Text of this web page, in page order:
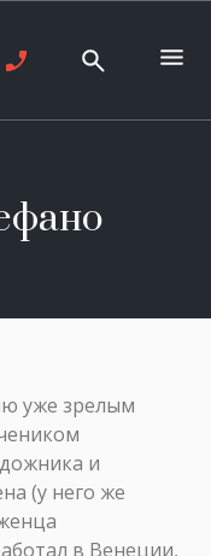
уже зрелым
и
(у него же
в Венеции,